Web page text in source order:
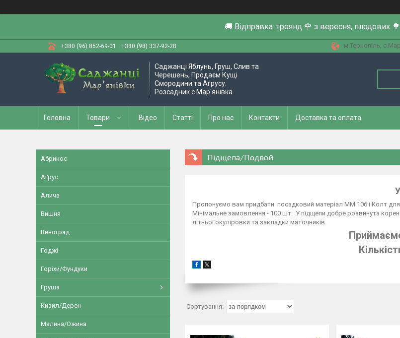
🚚 Відправка: троянд 🌹 з вересня, плодових
+380 (96) 852-69-01 +380 (98) 337-92-28 м.Тернопіль,
Саджанці Яблунь, Груш, Слив та
Черешень, Продаєм Кущі
Смородини та Аґрусу.
Розсадник с.Мар'янівка
Головна Товари Відео Статті Про нас Контакти Доставка та оплата
Підщепа/Подвой
Пропонуємо вам придбати посадковий матеріал ММ 106 і Колт для
Мінімальне замовлення - 100 шт. У підщепи добре розвинута
літньої окуліровки та закладки маточників.
Кіл
Абрикос
Аґрус
Алича
Вишня
Виноград
Годжі
Горіхи/Фундуки
Груша
Кизил/Дерен
Малина/Ожина